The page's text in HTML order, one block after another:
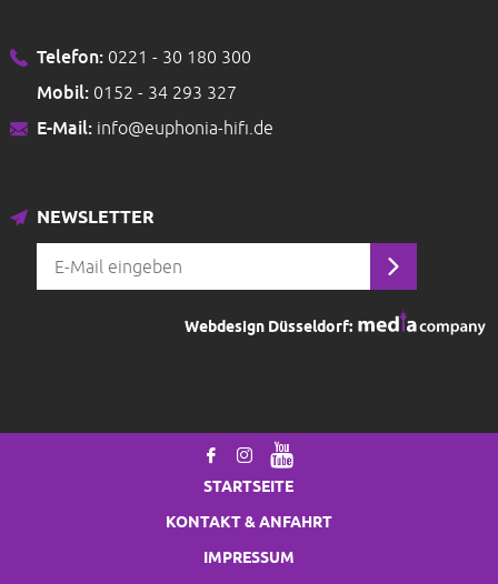
Telefon: 0221 - 30 180 300
Mobil: 0152 - 34 293 327
E-Mail: info@euphonia-hifi.de
NEWSLETTER
Webdesign Düsseldorf:
STARTSEITE
KONTAKT & ANFAHRT
IMPRESSUM